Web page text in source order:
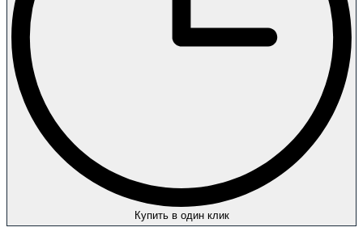
Купить в один клик